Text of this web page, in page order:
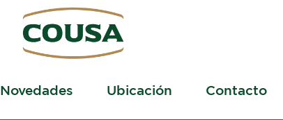
Novedades Ubicación Contacto